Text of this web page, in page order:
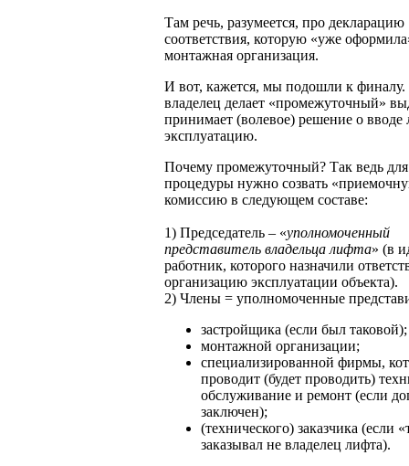
Там речь, разумеется, про декларацию
соответствия, которую «уже
монтажная организация.
И вот, кажется, мы подошли к
владелец делает «промежуточный»
принимает (волевое) решение о вводе
эксплуатацию.
Почему промежуточный? Так ведь
процедуры нужно созвать
комиссию в следующем составе:
1) Председатель – «уполномоченный
представитель владельца лифта» (в
работник, которого назначили
организацию эксплуатации объекта).
2) Члены = уполномоченные
застройщика (если был таковой);
монтажной организации;
специализированной фирмы,
проводит (будет проводить)
обслуживание и ремонт (если
заключен);
(технического) заказчика (если
заказывал не владелец лифта).